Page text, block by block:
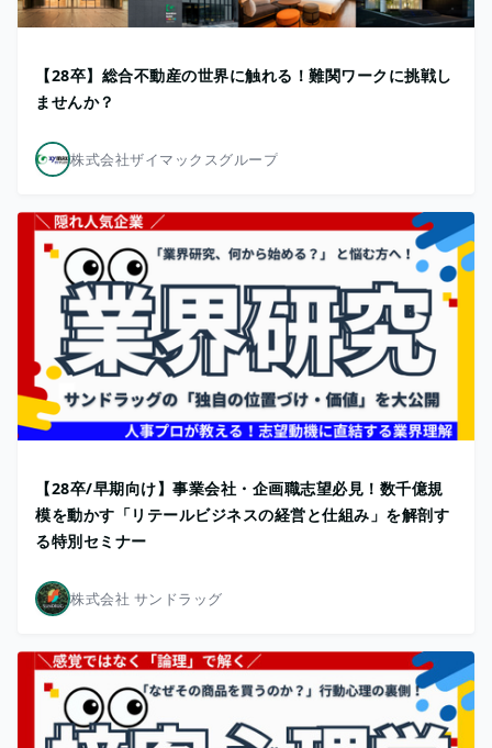
【28卒】総合不動産の世界に触れる！難関ワークに挑戦し
ませんか？
株式会社ザイマックスグループ
【28卒/早期向け】事業会社・企画職志望必見！数千億規
模を動かす「リテールビジネスの経営と仕組み」を解剖す
る特別セミナー
株式会社 サンドラッグ